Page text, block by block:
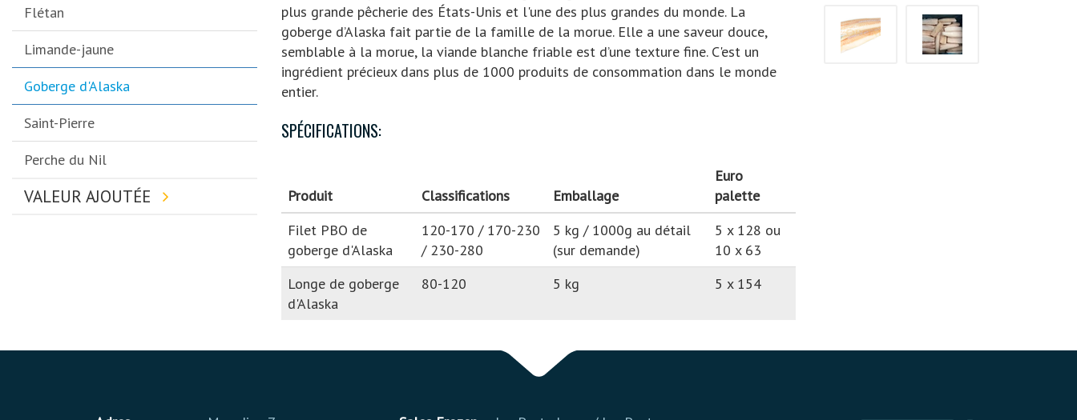
Flétan
Limande-jaune
Goberge d'Alaska
Saint-Pierre
Perche du Nil
VALEUR AJOUTÉE
plus grande pêcherie des États-Unis et l'une des plus grandes du monde. La
goberge d’Alaska fait partie de la famille de la morue. Elle a une saveur douce,
semblable à la morue, la viande blanche friable est d’une texture fine. C'est un
ingrédient précieux dans plus de 1000 produits de consommation dans le monde
entier.
SPÉCIFICATIONS:
Produit Classifications Emballage
Euro
palette
Filet PBO de
goberge d'Alaska
120-170 / 170-230
/ 230-280
5 kg / 1000g au détail
(sur demande)
5 x 128 ou
10 x 63
Longe de goberge
d'Alaska
80-120 5 kg 5 x 154